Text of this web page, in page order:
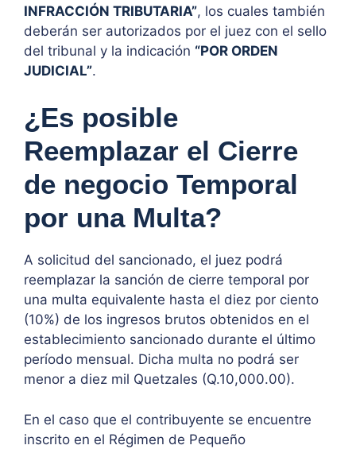
INFRACCIÓN TRIBUTARIA”, los cuales también
deberán ser autorizados por el juez con el sello
del tribunal y la indicación “POR ORDEN
JUDICIAL”.
¿Es posible
Reemplazar el Cierre
de negocio Temporal
por una Multa?
A solicitud del sancionado, el juez podrá
reemplazar la sanción de cierre temporal por
una multa equivalente hasta el diez por ciento
(10%) de los ingresos brutos obtenidos en el
establecimiento sancionado durante el último
período mensual. Dicha multa no podrá ser
menor a diez mil Quetzales (Q.10,000.00).
En el caso que el contribuyente se encuentre
inscrito en el Régimen de Pequeño